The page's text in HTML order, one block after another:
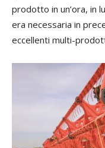
prodotto in un’ora, in
era necessaria in
eccellenti multi-